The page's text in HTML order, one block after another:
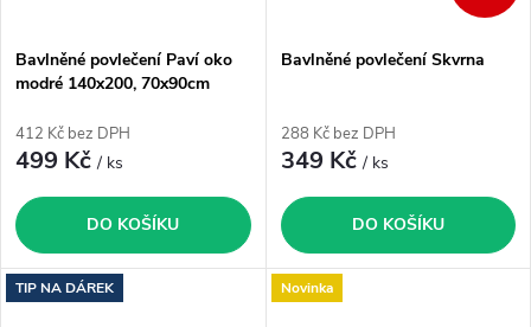
Bavlněné povlečení Paví oko
modré 140x200, 70x90cm
412 Kč bez DPH
499 Kč/ ks
DO KOŠÍKU
Bavlněné povlečení Skvrna
288 Kč bez DPH
349 Kč/ ks
DO KOŠÍKU
TIP NA DÁREK Novinka